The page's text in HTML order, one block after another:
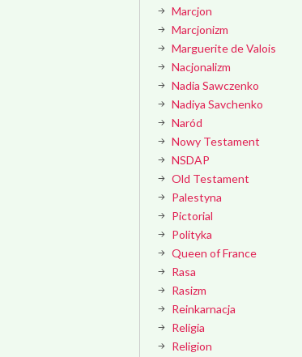
Marcjon
Marcjonizm
Marguerite de Valois
Nacjonalizm
Nadia Sawczenko
Nadiya Savchenko
Naród
Nowy Testament
NSDAP
Old Testament
Palestyna
Pictorial
Polityka
Queen of France
Rasa
Rasizm
Reinkarnacja
Religia
Religion